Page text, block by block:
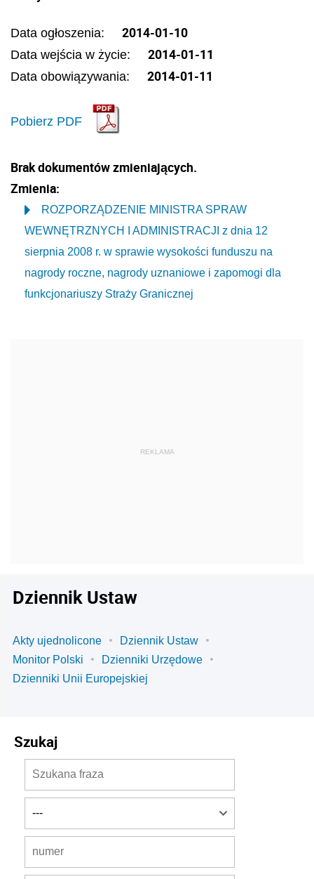
Data ogłoszenia: 2014-01-10
Data wejścia w życie: 2014-01-11
Data obowiązywania: 2014-01-11
Pobierz PDF
Brak dokumentów zmieniających.
Zmienia:
ROZPORZĄDZENIE MINISTRA SPRAW
WEWNĘTRZNYCH I ADMINISTRACJI z dnia 12
sierpnia 2008 r. w sprawie wysokości funduszu na
nagrody roczne, nagrody uznaniowe i zapomogi dla
funkcjonariuszy Straży Granicznej
Dziennik Ustaw
Akty ujednolicone
Dziennik Ustaw
Monitor Polski
Dzienniki Urzędowe
Dzienniki Unii Europejskiej
Szukaj